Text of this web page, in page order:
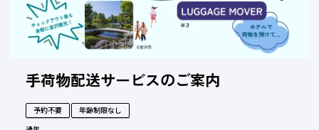
手荷物配送サービスのご案内
予約不要
年齢制限なし